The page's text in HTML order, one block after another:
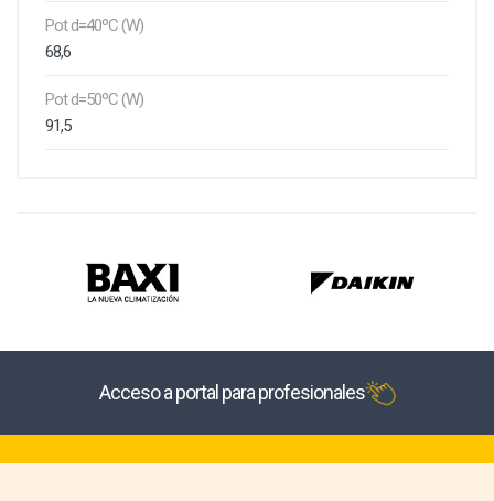
Pot d=40ºC (W)
68,6
Pot d=50ºC (W)
91,5
Acceso a portal para profesionales